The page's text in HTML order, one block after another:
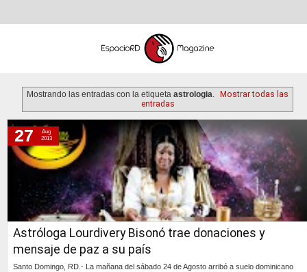
Mostrando las entradas con la etiquetaastrologia
Mostrar todas las
entradas
martes, 27 de agosto de 2013
Astróloga Lourdivery Bisonó trae donaciones y
mensaje de paz a su país
Santo Domingo, RD.- La mañana del sábado 24 de Agosto arribó a suelo dominicano
27
Aug
2013